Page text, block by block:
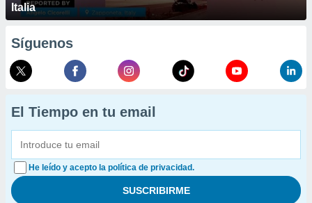
Italia
Síguenos
El Tiempo en tu email
He leído y acepto la política de privacidad.